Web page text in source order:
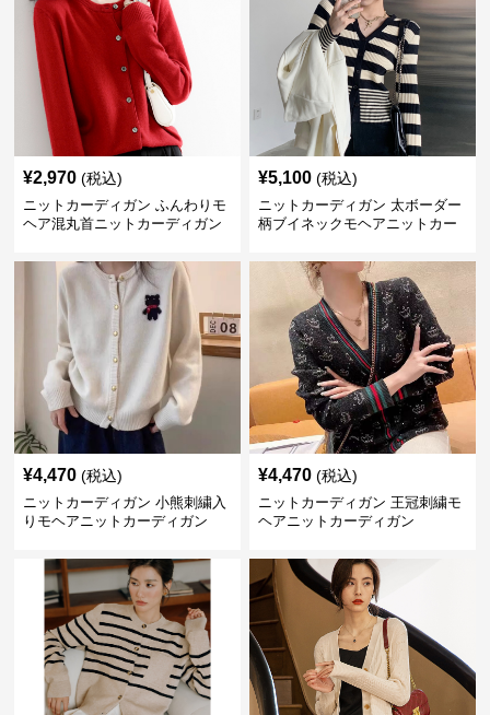
¥2,970 (税込)
ニットカーディガン ふんわりモ
ヘア混丸首ニットカーディガン
¥5,100 (税込)
ニットカーディガン 太ボーダー
柄ブイネックモヘアニットカー
¥4,470 (税込)
ニットカーディガン 小熊刺繍入
りモヘアニットカーディガン
¥4,470 (税込)
ニットカーディガン 王冠刺繍モ
ヘアニットカーディガン